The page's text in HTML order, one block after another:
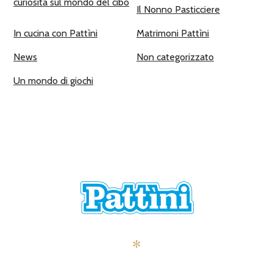
Il Nonno Pasticciere
In cucina con Pattìni Matrimoni Pattìni
News Non categorizzato
Un mondo di giochi
✻